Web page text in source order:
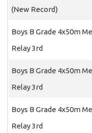
(New Record)
Boys B Grade 4x50m
Relay 3rd
Boys B Grade 4x50m
Relay 3rd
Boys B Grade 4x50m
Relay 3rd